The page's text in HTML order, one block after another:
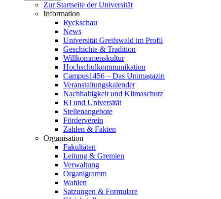
Zur Startseite der Universität
Information
Ryckschau
News
Universität Greifswald im Profil
Geschichte & Tradition
Willkommenskultur
Hochschulkommunikation
Campus1456 – Das Unimagazin
Veranstaltungskalender
Nachhaltigkeit und Klimaschutz
KI und Universität
Stellenangebote
Förderverein
Zahlen & Fakten
Organisation
Fakultäten
Leitung & Gremien
Verwaltung
Organigramm
Wahlen
Satzungen & Formulare